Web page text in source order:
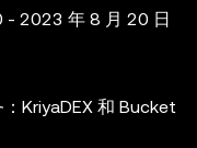
- 2023 年 8 月 20 日
KriyaDEX 和 Bucket